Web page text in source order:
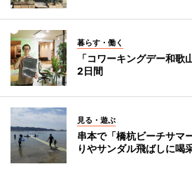
暮らす・働く
「コワーキングデー和
2日間
見る・遊ぶ
串本で「橋杭ビーチサ
りやサンダル飛ばしに喝